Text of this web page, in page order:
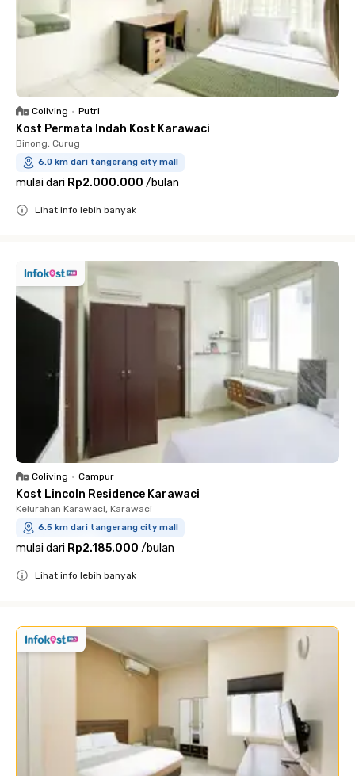
Coliving • Putri
Kost Permata Indah Kost Karawaci
Binong, Curug
6.0 km dari tangerang city mall
mulai dari Rp2.000.000 /bulan
Lihat info lebih banyak
Coliving • Campur
Kost Lincoln Residence Karawaci
Kelurahan Karawaci, Karawaci
6.5 km dari tangerang city mall
mulai dari Rp2.185.000 /bulan
Lihat info lebih banyak